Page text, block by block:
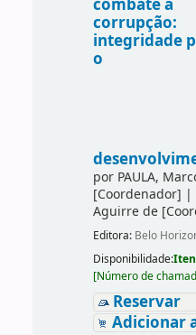
combate à
corrupção:
integridade
o
por PAULA,
[Coordenador] |
Aguirre de
Editora: Belo
Disponibilidade:
[Número de
Reservar
Adicionar